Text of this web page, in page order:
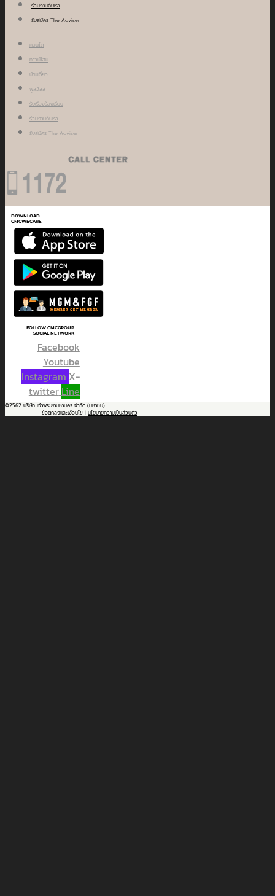
ร่วมงานกับเรา
รับสมัคร The Adviser
คอนโด
ทาวน์โฮม
บ้านเดี่ยว
พูลวิลล่า
รับเรื่องร้องเรียน
ร่วมงานกับเรา
รับสมัคร The Adviser
DOWNLOAD
CMCWECARE
FOLLOW CMCGROUP
SOCIAL NETWORK
Facebook
Youtube
Instagram X-
twitter Line
©2562 บริษัท เจ้าพระยามหานคร จำกัด (มหาชน)
ข้อตกลงและเงื่อนไข | นโยบายความเป็นส่วนตัว